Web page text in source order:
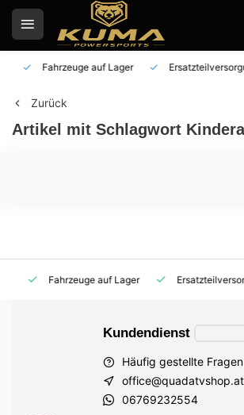
Fahrzeuge auf Lager
Zurück
Artikel mit Schlagwort
Fahrzeuge auf Lager
Kundendienst
Häufig gestellte Fragen
office@quadatvshop.at
06769232554